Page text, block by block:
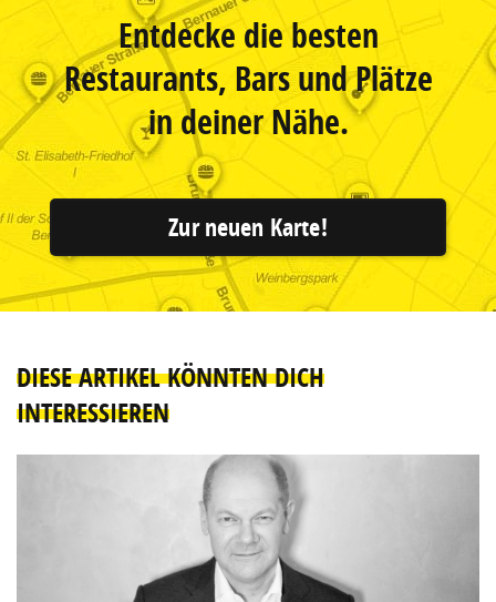
Entdecke die besten
Restaurants, Bars und Plätze
in deiner Nähe.
Zur neuen Karte!
DIESE ARTIKEL KÖNNTEN DICH
INTERESSIEREN